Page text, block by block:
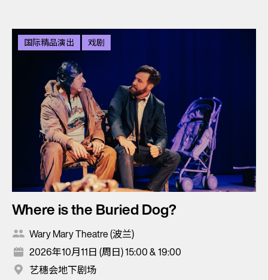
国际精品演出 戏剧
Where is the Buried Dog?
Wary Mary Theatre (波兰)
2026年10月11日 (周日) 15:00 & 19:00
艺穗会地下剧场